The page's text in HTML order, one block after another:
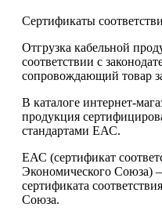
Сертификаты
Отгрузка кабельной
соответствии с
сопровождающий товар
В каталоге интернет-
продукция
стандартами ЕАС.
ЕАС (сертификат
Экономического Союза)
сертификата
Союза.